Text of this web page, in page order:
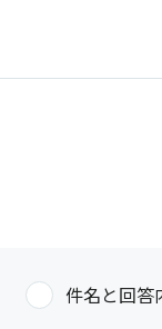
件名と回答